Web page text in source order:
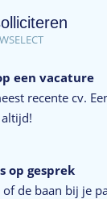
een vacature
recente cv.
op gesprek
de baan bij je